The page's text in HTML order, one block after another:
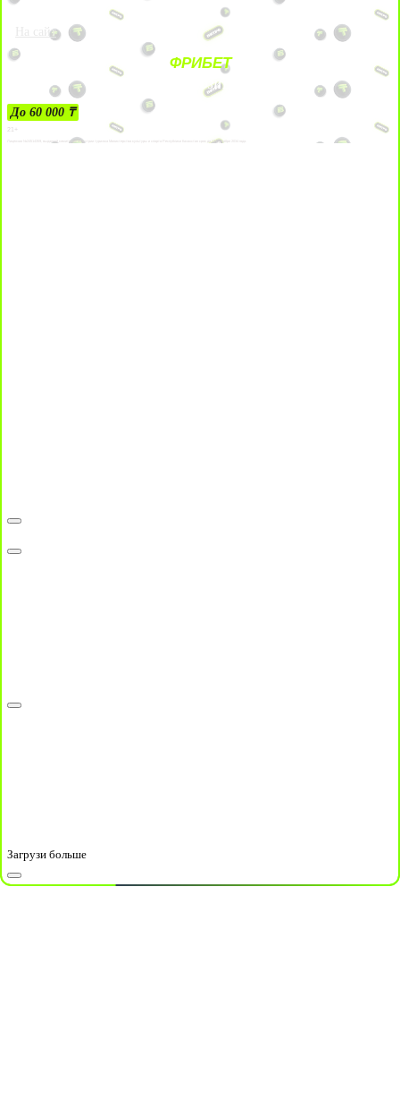
На сайт
ФРИБЕТ
ЗА ДЕПОЗИТЫ
До 60 000 ₸
21+
Лицензии №24514359, выданной комитетом индустрии туризма Министерства культуры и спорта Республики Казахстан срок до 27 сентября 2034 года.
Загрузи больше